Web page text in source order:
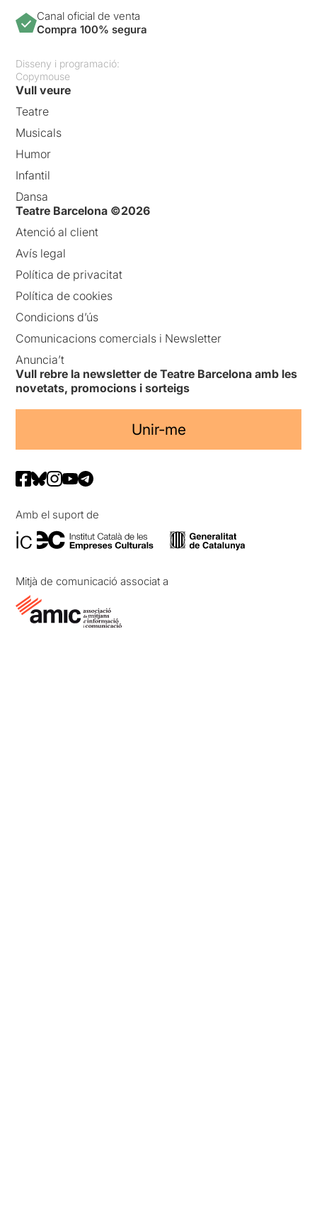
Canal oficial de venta
Compra 100% segura
Disseny i programació:
Copymouse
Vull veure
Teatre
Musicals
Humor
Infantil
Dansa
Teatre Barcelona ©2026
Atenció al client
Avís legal
Política de privacitat
Política de cookies
Condicions d’ús
Comunicacions comercials i Newsletter
Anuncia’t
Vull rebre la newsletter de Teatre Barcelona amb les
novetats, promocions i sorteigs
Unir-me
Amb el suport de
Mitjà de comunicació associat a